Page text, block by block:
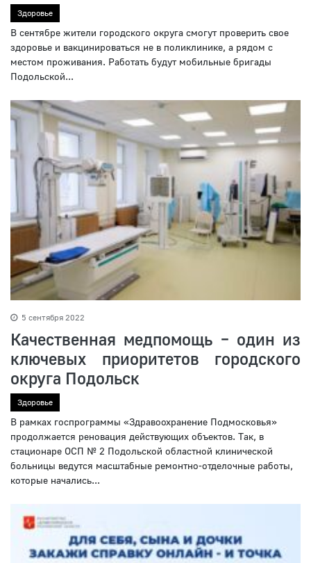
Здоровье
В сентябре жители городского округа смогут проверить свое
здоровье и вакцинироваться не в поликлинике, а рядом с
местом проживания. Работать будут мобильные бригады
Подольской...
5 сентября 2022
Качественная медпомощь – один из
ключевых приоритетов городского
округа Подольск
Здоровье
В рамках госпрограммы «Здравоохранение Подмосковья»
продолжается реновация действующих объектов. Так, в
стационаре ОСП № 2 Подольской областной клинической
больницы ведутся масштабные ремонтно-отделочные работы,
которые начались...